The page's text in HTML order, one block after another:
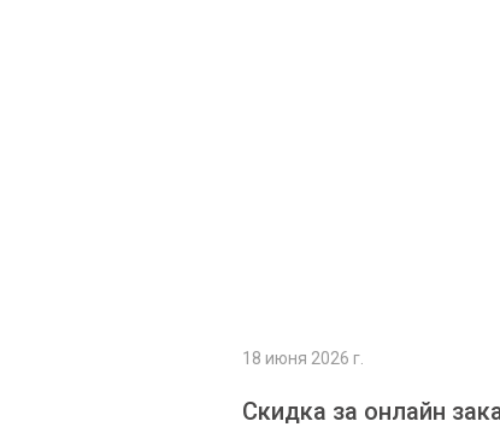
18 июня 2026 г.
Скидка за онлайн